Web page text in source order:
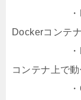
・
Dockerコンテ
・
コンテナ上で動
・OWASP